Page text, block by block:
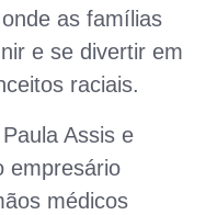
as famílias
e se divertir em
raciais.
Assis e
empresário
médicos